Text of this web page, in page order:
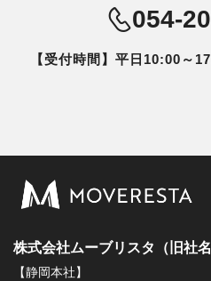
054-
【受付時間】平日10:00～
株式会社ムーブリスタ（旧社
【静岡本社】